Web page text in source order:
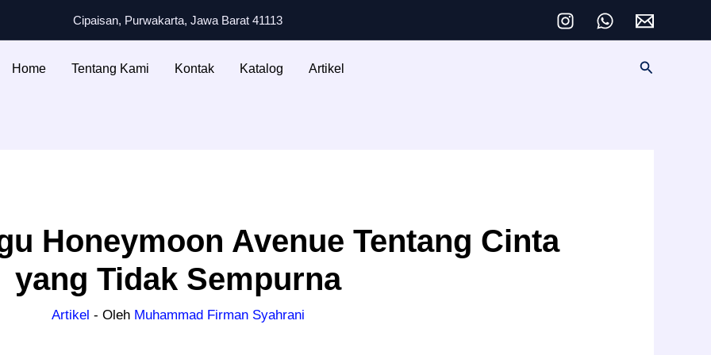
Cipaisan, Purwakarta, Jawa Barat 41113
Home Tentang Kami Kontak Katalog Artikel Cari
Honeymoon Avenue Tentang Cinta
yang Tidak Sempurna
Artikel - Oleh Muhammad Firman Syahrani